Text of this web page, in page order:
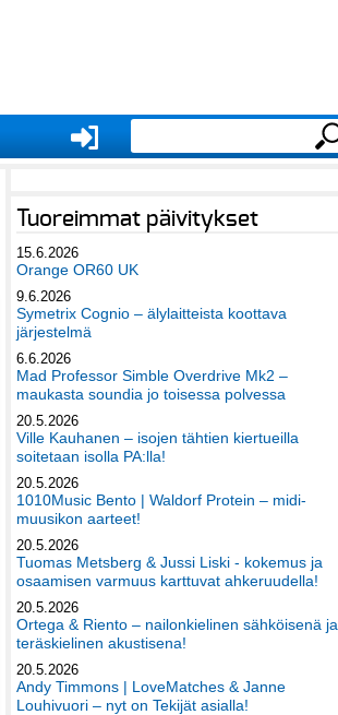
Tuoreimmat päivitykset
15.6.2026
Orange OR60 UK
9.6.2026
Symetrix Cognio – älylaitteista koottava
järjestelmä
6.6.2026
Mad Professor Simble Overdrive Mk2 –
maukasta soundia jo toisessa polvessa
20.5.2026
Ville Kauhanen – isojen tähtien kiertueilla
soitetaan isolla PA:lla!
20.5.2026
1010Music Bento | Waldorf Protein – midi-
muusikon aarteet!
20.5.2026
Tuomas Metsberg & Jussi Liski - kokemus ja
osaamisen varmuus karttuvat ahkeruudella!
20.5.2026
Ortega & Riento – nailonkielinen sähköisenä ja
teräskielinen akustisena!
20.5.2026
Andy Timmons | LoveMatches & Janne
Louhivuori – nyt on Tekijät asialla!